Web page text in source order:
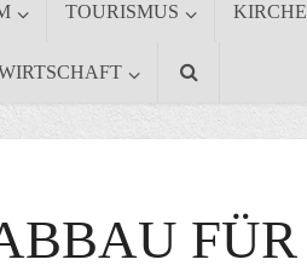
TOURISMUS KIRCHE
FÜR